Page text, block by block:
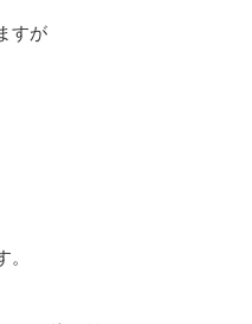
すが